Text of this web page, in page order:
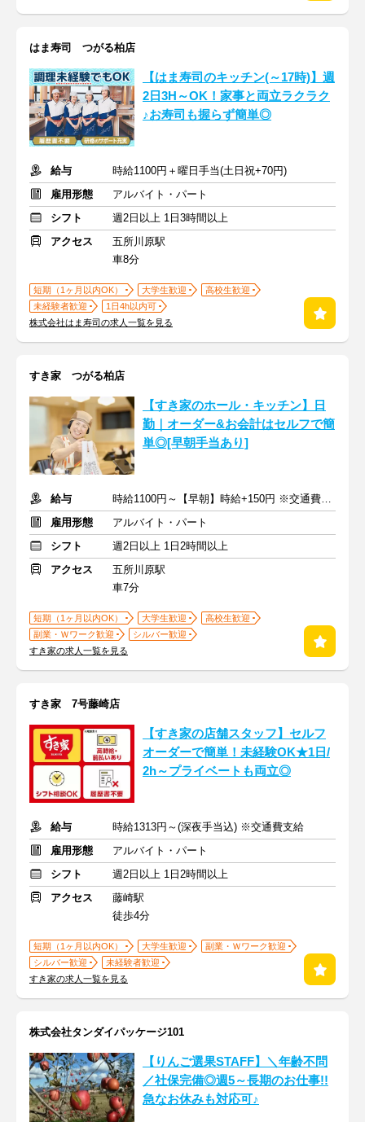
はま寿司 つがる柏店
【はま寿司のキッチン(～17時)】週
2日3H～OK！家事と両立ラクラク
♪お寿司も握らず簡単◎
給与
時給1100円＋曜日手当(土日祝+70円)
雇用形態
アルバイト・パート
シフト
週2日以上 1日3時間以上
アクセス
五所川原駅
車8分
短期（1ヶ月以内OK） 大学生歓迎
高校生歓迎
未経験者歓迎
1日4h以内可
株式会社はま寿司の求人一覧を見る
すき家 つがる柏店
【すき家のホール・キッチン】日
勤｜オーダー&お会計はセルフで簡
単◎[早朝手当あり]
給与
時給1100円～【早朝】時給+150円 ※交通費支給
雇用形態
アルバイト・パート
シフト
週2日以上 1日2時間以上
アクセス
五所川原駅
車7分
短期（1ヶ月以内OK） 大学生歓迎
高校生歓迎
副業・Ｗワーク歓迎
シルバー歓迎
すき家の求人一覧を見る
すき家 7号藤崎店
【すき家の店舗スタッフ】セルフ
オーダーで簡単！未経験OK★1日/
2h～プライベートも両立◎
給与
時給1313円～(深夜手当込) ※交通費支給
雇用形態
アルバイト・パート
シフト
週2日以上 1日2時間以上
アクセス
藤崎駅
徒歩4分
短期（1ヶ月以内OK） 大学生歓迎
副業・Ｗワーク歓迎
シルバー歓迎
未経験者歓迎
すき家の求人一覧を見る
株式会社タンダイパッケージ101
【りんご選果STAFF】＼年齢不問
／社保完備◎週5～長期のお仕事!!
急なお休みも対応可♪